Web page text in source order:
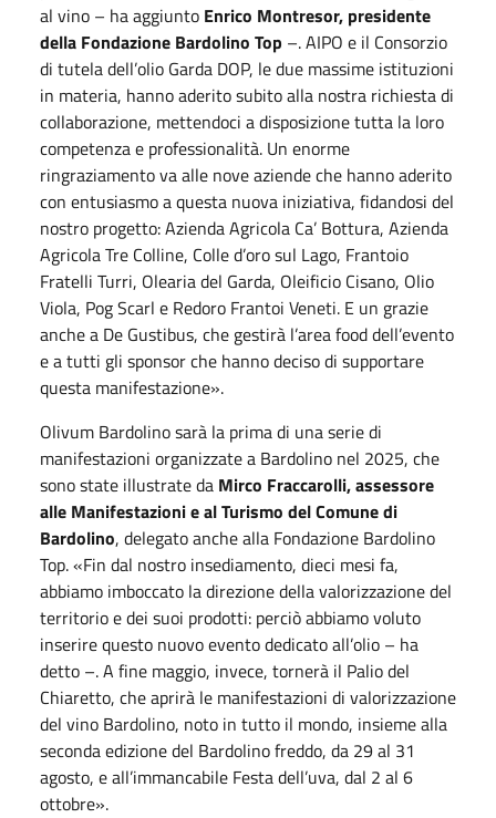
al vino – ha aggiunto Enrico Montresor, presidente
della Fondazione Bardolino Top –. AIPO e il Consorzio
di tutela dell’olio Garda DOP, le due massime istituzioni
in materia, hanno aderito subito alla nostra richiesta di
collaborazione, mettendoci a disposizione tutta la loro
competenza e professionalità. Un enorme
ringraziamento va alle nove aziende che hanno aderito
con entusiasmo a questa nuova iniziativa, fidandosi del
nostro progetto: Azienda Agricola Ca’ Bottura, Azienda
Agricola Tre Colline, Colle d’oro sul Lago, Frantoio
Fratelli Turri, Olearia del Garda, Oleificio Cisano, Olio
Viola, Pog Scarl e Redoro Frantoi Veneti. E un grazie
anche a De Gustibus, che gestirà l’area food dell’evento
e a tutti gli sponsor che hanno deciso di supportare
questa manifestazione».
Olivum Bardolino sarà la prima di una serie di
manifestazioni organizzate a Bardolino nel 2025, che
sono state illustrate da Mirco Fraccarolli, assessore
alle Manifestazioni e al Turismo del Comune di
Bardolino, delegato anche alla Fondazione Bardolino
Top. «Fin dal nostro insediamento, dieci mesi fa,
abbiamo imboccato la direzione della valorizzazione del
territorio e dei suoi prodotti: perciò abbiamo voluto
inserire questo nuovo evento dedicato all’olio – ha
detto –. A fine maggio, invece, tornerà il Palio del
Chiaretto, che aprirà le manifestazioni di valorizzazione
del vino Bardolino, noto in tutto il mondo, insieme alla
seconda edizione del Bardolino freddo, da 29 al 31
agosto, e all’immancabile Festa dell’uva, dal 2 al 6
ottobre».